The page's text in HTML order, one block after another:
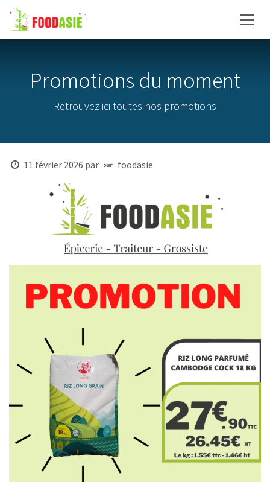
Se rendre au contenu
Promotions du moment
Retrouvez ici toutes nos promotions
11 février 2026 par foodasie